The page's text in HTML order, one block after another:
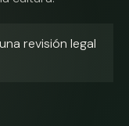
revisión legal